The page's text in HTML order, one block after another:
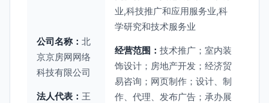
公司名称： 北
京京房网网络
科技有限公司
法人代表： 王
业,科技推广和应用服务业,科
学研究和技术服务业
经营范围： 技术推广；室内装
饰设计；房地产开发；经济贸
易咨询；网页制作；设计、制
作、代理、发布广告；承办展